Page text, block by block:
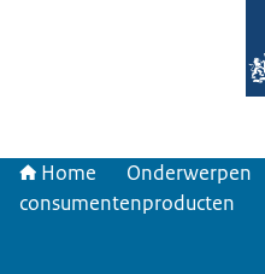
Home Onderwerpen
consumentenproducten